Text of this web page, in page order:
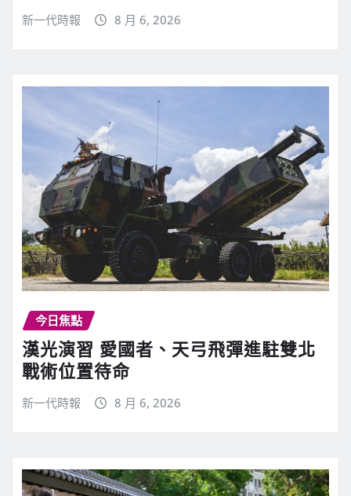
新一代時報 8 月 6, 2026
今日焦點
漢光演習 愛國者、天弓飛彈進駐雙北
戰術位置待命
新一代時報 8 月 6, 2026